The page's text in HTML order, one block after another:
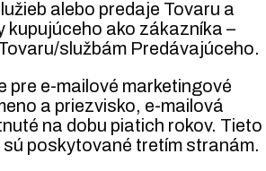
alebo predaje Tovaru a
kupujúceho ako zákazníka –
službám Predávajúceho.
pre e-mailové marketingové
a priezvisko, e-mailová
na dobu piatich rokov. Tieto
sú poskytované tretím stranám.